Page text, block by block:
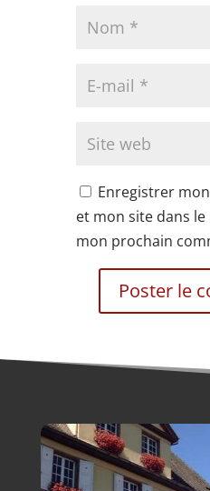
Enregistrer
et mon site dans
mon prochain